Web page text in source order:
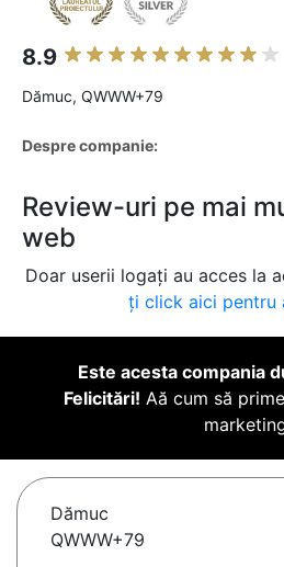
8.9
Dămuc, QWWW+79
Despre companie:
Review-uri pe mai
web
Doar userii logați au acces la
ți click aici pentru
Este acesta compania
Felicitări! Aă cum să
Dămuc
QWWW+79